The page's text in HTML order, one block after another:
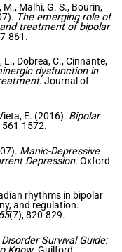
M., Malhi, G. S., Bourin,
The emerging role of
treatment of bipolar
861.
L., Dobrea, C., Cinnante,
dysfunction in
. Journal of
E. (2016). Bipolar
1572.
Manic-Depressive
Depression. Oxford
rhythms in bipolar
and regulation.
(7), 820-829.
Survival Guide: